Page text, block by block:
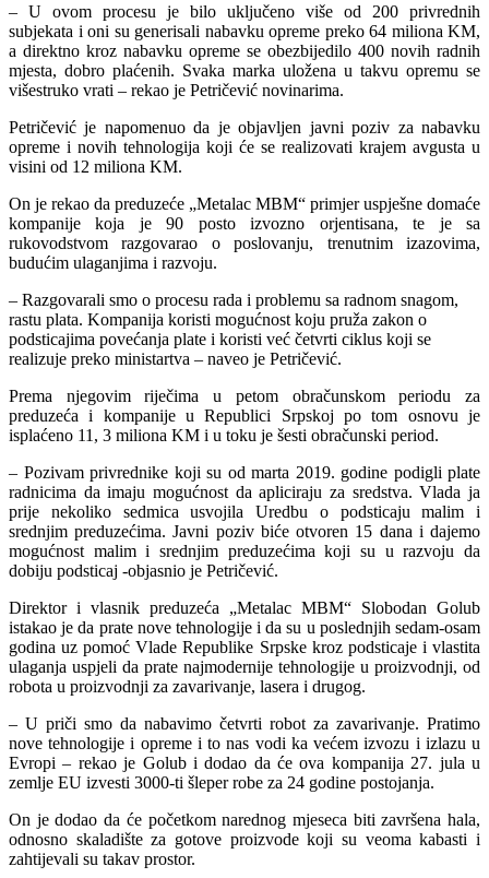
– U ovom procesu je bilo uključeno više od 200 privrednih
subjekata i oni su generisali nabavku opreme preko 64 miliona KM,
a direktno kroz nabavku opreme se obezbijedilo 400 novih radnih
mjesta, dobro plaćenih. Svaka marka uložena u takvu opremu se
višestruko vrati – rekao je Petričević novinarima.
Petričević je napomenuo da je objavljen javni poziv za nabavku
opreme i novih tehnologija koji će se realizovati krajem avgusta u
visini od 12 miliona KM.
On je rekao da preduzeće „Metalac MBM“ primjer uspješne domaće
kompanije koja je 90 posto izvozno orjentisana, te je sa
rukovodstvom razgovarao o poslovanju, trenutnim izazovima,
budućim ulaganjima i razvoju.
– Razgovarali smo o procesu rada i problemu sa radnom snagom,
rastu plata. Kompanija koristi mogućnost koju pruža zakon o
podsticajima povećanja plate i koristi već četvrti ciklus koji se
realizuje preko ministartva – naveo je Petričević.
Prema njegovim riječima u petom obračunskom periodu za
preduzeća i kompanije u Republici Srpskoj po tom osnovu je
isplaćeno 11, 3 miliona KM i u toku je šesti obračunski period.
– Pozivam privrednike koji su od marta 2019. godine podigli plate
radnicima da imaju mogućnost da apliciraju za sredstva. Vlada ja
prije nekoliko sedmica usvojila Uredbu o podsticaju malim i
srednjim preduzećima. Javni poziv biće otvoren 15 dana i dajemo
mogućnost malim i srednjim preduzećima koji su u razvoju da
dobiju podsticaj -objasnio je Petričević.
Direktor i vlasnik preduzeća „Metalac MBM“ Slobodan Golub
istakao je da prate nove tehnologije i da su u poslednjih sedam-osam
godina uz pomoć Vlade Republike Srpske kroz podsticaje i vlastita
ulaganja uspjeli da prate najmodernije tehnologije u proizvodnji, od
robota u proizvodnji za zavarivanje, lasera i drugog.
– U priči smo da nabavimo četvrti robot za zavarivanje. Pratimo
nove tehnologije i opreme i to nas vodi ka većem izvozu i izlazu u
Evropi – rekao je Golub i dodao da će ova kompanija 27. jula u
zemlje EU izvesti 3000-ti šleper robe za 24 godine postojanja.
On je dodao da će početkom narednog mjeseca biti završena hala,
odnosno skaladište za gotove proizvode koji su veoma kabasti i
zahtijevali su takav prostor.